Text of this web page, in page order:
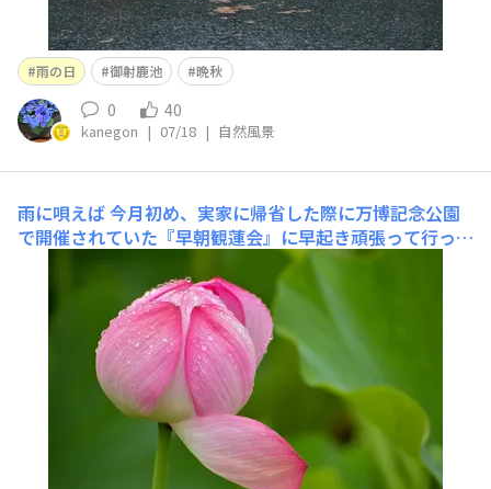
雨の日 御射鹿池 晩秋
0 40
kanegon | 07/18 | 自然風景
雨に唄えば今月初め、実家に帰省した際に万博記念公園
で開催されていた『早朝観蓮会』に早起き頑張って行って
来ました。前夜から降り続いた雨のおかげで綺麗な滴が蓮
の花びらに煌めきを添えていました。